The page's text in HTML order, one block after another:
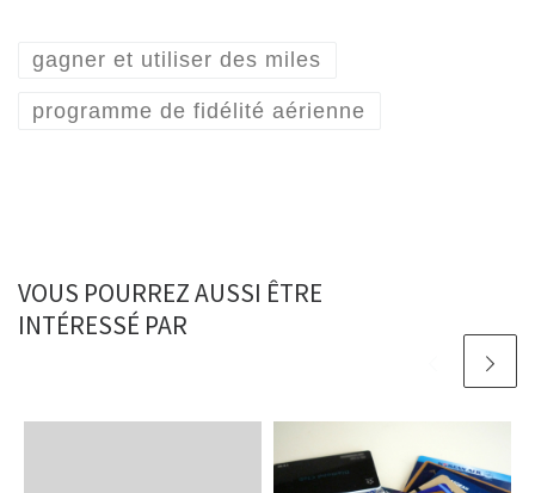
gagner et utiliser des miles
programme de fidélité aérienne
VOUS POURREZ AUSSI ÊTRE
INTÉRESSÉ PAR